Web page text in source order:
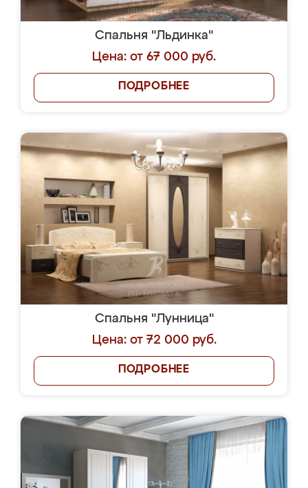
Спальня "Льдинка"
Цена: от 67 000 руб.
ПОДРОБНЕЕ
Спальня "Лунница"
Цена: от 72 000 руб.
ПОДРОБНЕЕ